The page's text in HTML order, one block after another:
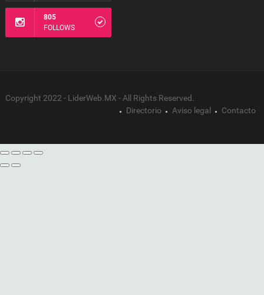
805
FOLLOWS
Copyright 2022 - LiderWeb.MX - All Rights Reserved.
Directorio
Aviso legal Contacto